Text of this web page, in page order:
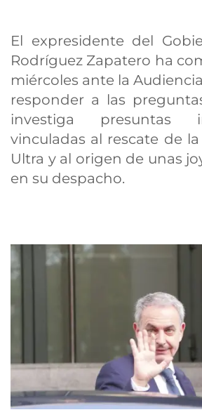
El expresidente del
Rodríguez Zapatero ha
miércoles ante la
responder a las
investiga presuntas
vinculadas al rescate de
Ultra y al origen de unas
en su despacho.